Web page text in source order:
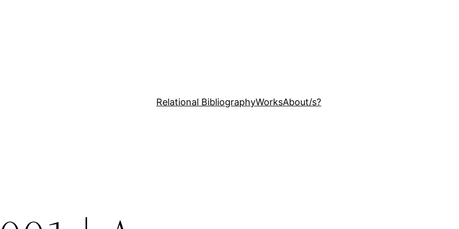
Relational BibliographyWorksAbout/s?